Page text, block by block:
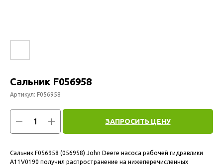
Сальник F056958
Артикул: F056958
ЗАПРОСИТЬ ЦЕНУ
Сальник F056958 (056958) John Deere насоса рабочей гидравлики
A11V0190 получил распространение на нижеперечисленных